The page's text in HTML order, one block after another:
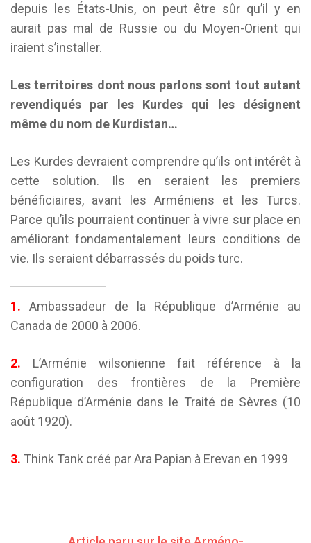
depuis les États-Unis, on peut être sûr qu’il y en
aurait pas mal de Russie ou du Moyen-Orient qui
iraient s’installer.
Les territoires dont nous parlons sont tout autant
revendiqués par les Kurdes qui les désignent
même du nom de Kurdistan…
Les Kurdes devraient comprendre qu’ils ont intérêt à
cette solution. Ils en seraient les premiers
bénéficiaires, avant les Arméniens et les Turcs.
Parce qu’ils pourraient continuer à vivre sur place en
améliorant fondamentalement leurs conditions de
vie. Ils seraient débarrassés du poids turc.
1. Ambassadeur de la République d’Arménie au
Canada de 2000 à 2006.
2. L’Arménie wilsonienne fait référence à la
configuration des frontières de la Première
République d’Arménie dans le Traité de Sèvres (10
août 1920).
3. Think Tank créé par Ara Papian à Erevan en 1999